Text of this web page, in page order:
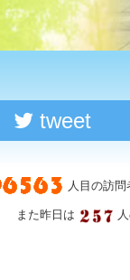
tweet
人目の訪
また昨日は